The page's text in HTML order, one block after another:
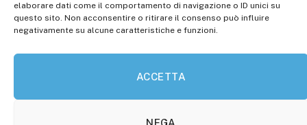
elaborare dati come il comportamento di navigazione o ID unici su
questo sito. Non acconsentire o ritirare il consenso può influire
negativamente su alcune caratteristiche e funzioni.
ACCETTA
NEGA
Roc: iscrizione n° 25549 (Prot. 1138/com/15 del
30.04.2015)
P.Iva: 01707150700